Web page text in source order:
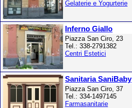
Gelaterie e Yogurterie
Inferno Giallo
Piazza San Ciro, 23
Tel.: 338-2791382
Centri Estetici
Sanitaria SaniBaby
Piazza San Ciro, 37
Tel.: 334-1497145
Farmasanitarie